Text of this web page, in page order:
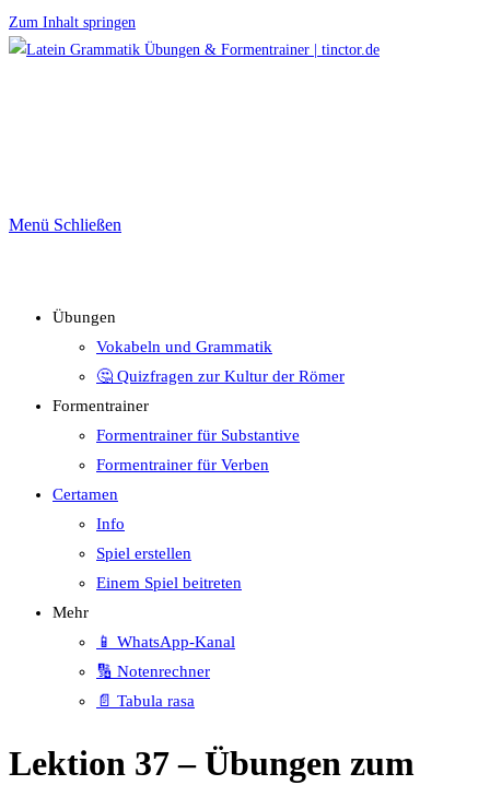
Zum Inhalt springen
Menü Schließen
Übungen
Vokabeln und Grammatik
🤔 Quizfragen zur Kultur der Römer
Formentrainer
Formentrainer für Substantive
Formentrainer für Verben
Certamen
Info
Spiel erstellen
Einem Spiel beitreten
Mehr
📱 WhatsApp-Kanal
🔢 Notenrechner
📄 Tabula rasa
Lektion 37 – Übungen zum